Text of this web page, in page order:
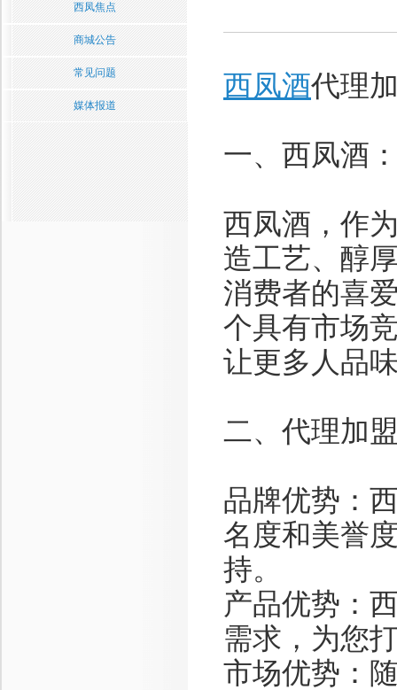
西凤焦点
商城公告
常见问题
媒体报道
西凤酒代理
一、西凤酒
西凤酒，作
造工艺、醇
消费者的喜
个具有市场
让更多人品
二、代理加
品牌优势：
名度和美誉
持。
产品优势：
需求，为您
市场优势：